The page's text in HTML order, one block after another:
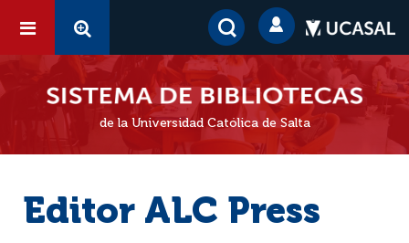
de la Universidad Católica de Salta
Editor ALC Press